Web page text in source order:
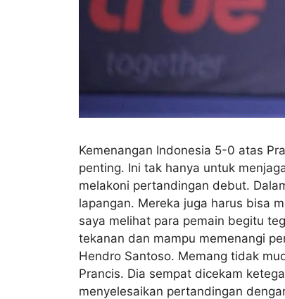
Kemenangan Indonesia 5-0 atas
penting. Ini tak hanya untuk
melakoni pertandingan debut.
lapangan. Mereka juga harus bisa
saya melihat para pemain begitu
tekanan dan mampu memenangi
Hendro Santoso. Memang tidak
Prancis. Dia sempat dicekam
menyelesaikan pertandingan